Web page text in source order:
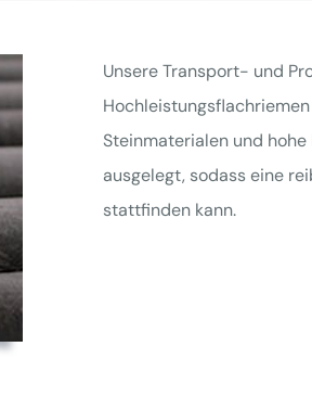
Unsere Transport- und
Steinmaterialen und
ausgelegt, sodass eine
stattfinden kann.